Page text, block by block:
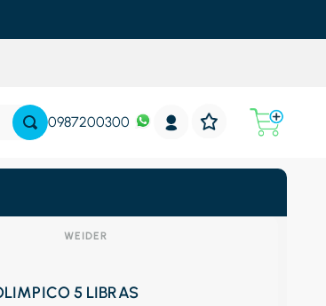
0987200300
WEIDER
5 LIBRAS